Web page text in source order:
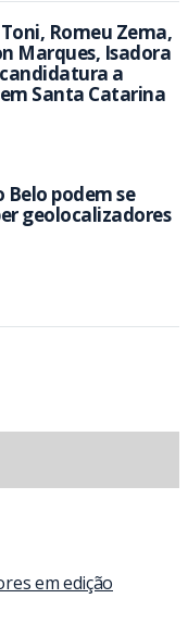
Romeu Zema,
Marques, Isadora
a
Santa Catarina
Belo podem se
geolocalizadores
em edição